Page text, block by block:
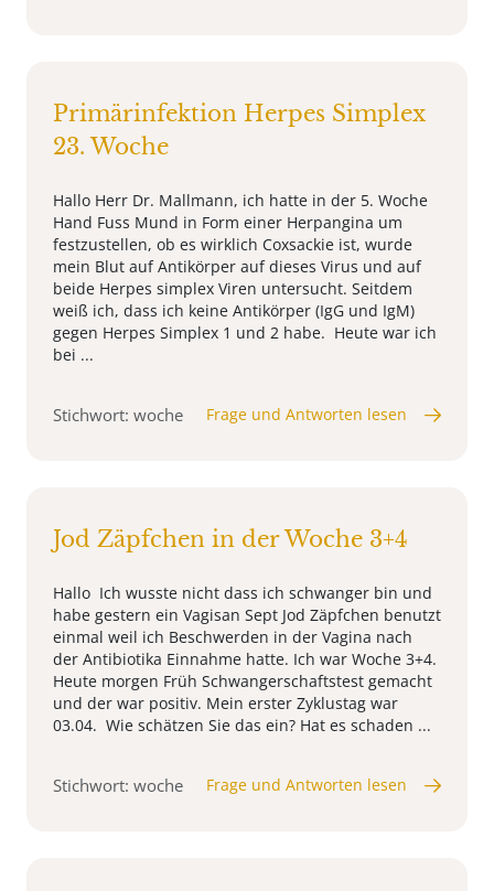
Primärinfektion Herpes Simplex
23. Woche
Hallo Herr Dr. Mallmann, ich hatte in der 5. Woche
Hand Fuss Mund in Form einer Herpangina um
festzustellen, ob es wirklich Coxsackie ist, wurde
mein Blut auf Antikörper auf dieses Virus und auf
beide Herpes simplex Viren untersucht. Seitdem
weiß ich, dass ich keine Antikörper (IgG und IgM)
gegen Herpes Simplex 1 und 2 habe. Heute war ich
bei ...
Stichwort: woche Frage und Antworten lesen
Jod Zäpfchen in der Woche 3+4
Hallo Ich wusste nicht dass ich schwanger bin und
habe gestern ein Vagisan Sept Jod Zäpfchen benutzt
einmal weil ich Beschwerden in der Vagina nach
der Antibiotika Einnahme hatte. Ich war Woche 3+4.
Heute morgen Früh Schwangerschaftstest gemacht
und der war positiv. Mein erster Zyklustag war
03.04. Wie schätzen Sie das ein? Hat es schaden ...
Stichwort: woche Frage und Antworten lesen